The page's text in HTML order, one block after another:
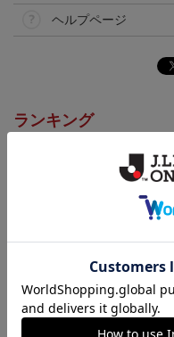
ヘルプページ
ランキング
26/27シーズン オーセン
高知